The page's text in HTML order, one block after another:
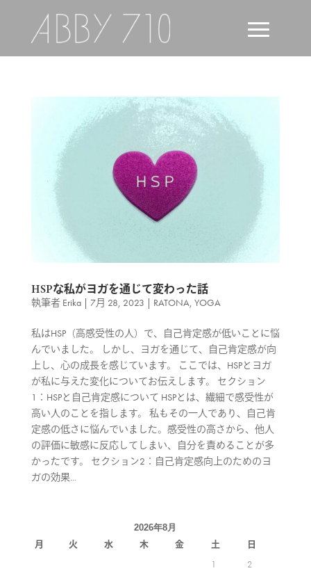
HSPな私がヨガを通じて変わった話
執筆者 Erika| 7月 28, 2023 | RATONA, YOGA
私はHSP（高感受性の人）で、自己肯定感が低いことに悩
んでいました。 しかし、ヨガを通じて、自己肯定感が向
上し、心の成長を感じています。 ここでは、HSPとヨガ
が私に与えた変化についてお伝えします。 セクション
1：HSPと自己肯定感について HSPとは、繊細で感受性が
高い人のことを指します。 私もその一人であり、自己肯
定感の低さに悩んでいました。感受性の高さから、他人
の評価に敏感に反応してしまい、自分を責めることが多
かったです。 セクション2：自己肯定感向上のためのヨ
ガの効果...
2026年8月
月 火 水 木 金 土
日
1
2